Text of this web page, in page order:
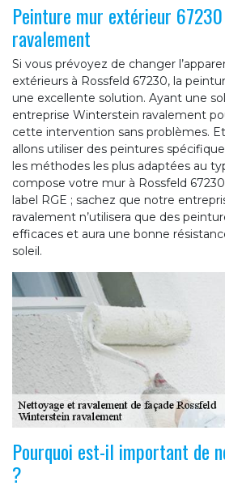
Peinture mur extérieur
ravalement
Si vous prévoyez de changer
extérieurs à Rossfeld 67230, la
une excellente solution. Ayant une
entreprise Winterstein ravalement
cette intervention sans problèmes.
allons utiliser des peintures
les méthodes les plus adaptées au
compose votre mur à Rossfeld
label RGE ; sachez que notre
ravalement n’utilisera que des
efficaces et aura une bonne
soleil.
Pourquoi est-il important de
?